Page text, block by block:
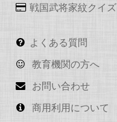
戦国武将家紋クイズ
よくある質問
教育機関の方へ
お問い合わせ
商用利用について